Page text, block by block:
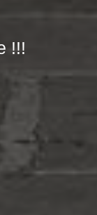
!!!